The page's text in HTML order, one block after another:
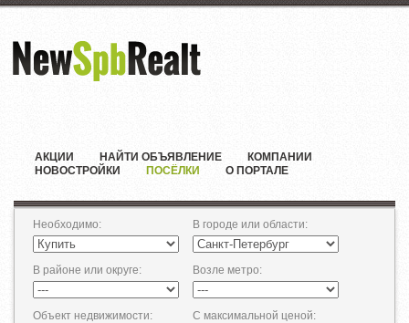
АКЦИИ НАЙТИ ОБЪЯВЛЕНИЕ
КОМПАНИИ
НОВОСТРОЙКИ
ПОСЁЛКИ О ПОРТАЛЕ
Необходимо: В городе или области:
В районе или округе: Возле метро:
Объект недвижимости: С максимальной ценой: